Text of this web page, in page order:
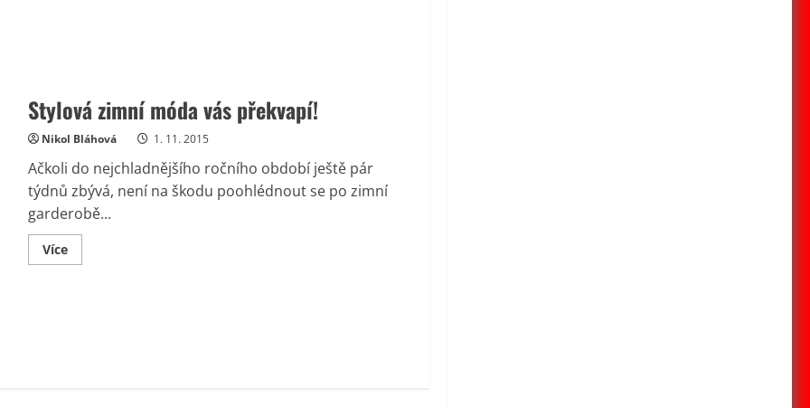
Stylová zimní móda vás překvapí!
Nikol Bláhová 1. 11. 2015
Ačkoli do nejchladnějšího ročního období ještě pár
týdnů zbývá, není na škodu poohlédnout se po zimní
garderobě...
VíceRead
more